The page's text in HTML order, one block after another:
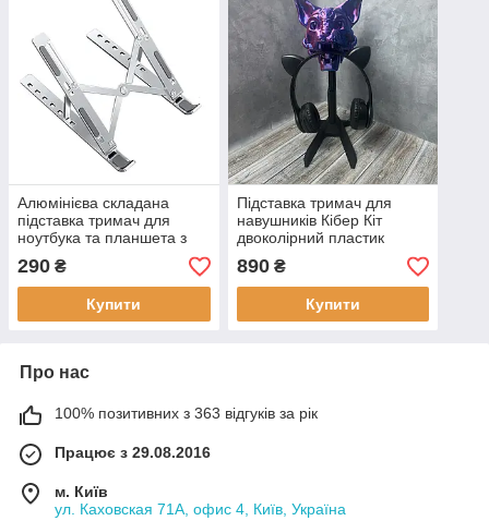
Алюмінієва складана
підставка тримач для
ноутбука та планшета з
290 ₴
Купити
Підставка тримач для
навушників Кібер Кіт
двоколірний пластик
890₴
Купити
Про нас
100% позитивних з 363 відгуків за рік
Працює з 29.08.2016
м. Київ
ул. Каховская 71А, офис 4, Київ, Україна